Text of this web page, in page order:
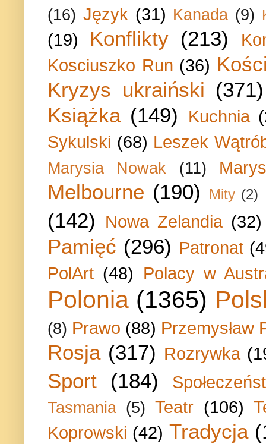
(16) Język (31) Kanada (9)
(19) Konflikty (213)
Kosciuszko Run (36)
Kryzys ukraiński (371)
Książka (149) Kuchnia
Sykulski (68) Leszek
Marysia Nowak (11)
Melbourne (190) Mity (2)
(142) Nowa Zelandia (32)
Pamięć (296) Patronat
PolArt (48) Polacy w
Polonia (1365)
(8) Prawo (88) Przemysław
Rosja (317) Rozrywka
Sport (184)
Tasmania (5) Teatr (106)
Koprowski (42) Tradycja